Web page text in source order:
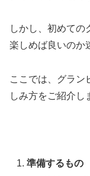
しかし、初めての
楽しめば良いのか
ここでは、グラン
しみ方をご紹介し
準備するもの